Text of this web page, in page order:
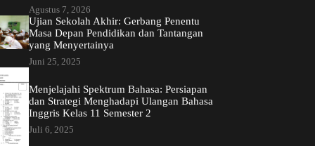
Agustus 7, 2026
Ujian Sekolah Akhir: Gerbang Penentu
Masa Depan Pendidikan dan Tantangan
yang Menyertainya
Juni 25, 2025
Menjelajahi Spektrum Bahasa: Persiapan
dan Strategi Menghadapi Ulangan Bahasa
Inggris Kelas 11 Semester 2
Juli 6, 2025